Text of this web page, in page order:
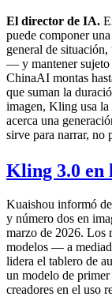
El director de IA.
puede componer
general de
— y mantener sujeto
ChinaAI montas
que suman la
imagen, Kling usa la
acerca una
sirve para narrar, no
Kling 3.0 en
Kuaishou informó
y número dos en
marzo de 2026. Los
modelos — a
lidera el tablero de
un modelo de
creadores en el uso